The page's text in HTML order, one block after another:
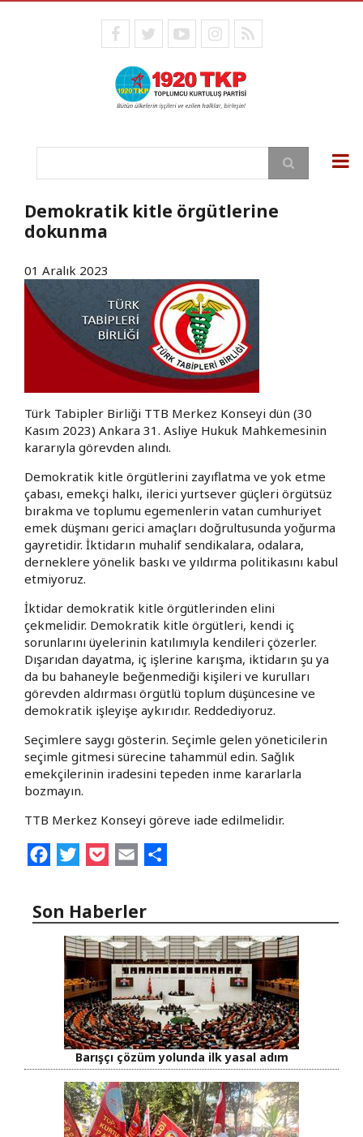
facebooktwitteryoutubeinstagram
RSS
Ara
Demokratik kitle örgütlerine
dokunma
01 Aralık 2023
Türk Tabipler Birliği TTB Merkez Konseyi dün (30
Kasım 2023) Ankara 31. Asliye Hukuk Mahkemesinin
kararıyla görevden alındı.
Demokratik kitle örgütlerini zayıflatma ve yok etme
çabası, emekçi halkı, ilerici yurtsever güçleri örgütsüz
bırakma ve toplumu egemenlerin vatan cumhuriyet
emek düşmanı gerici amaçları doğrultusunda yoğurma
gayretidir. İktidarın muhalif sendikalara, odalara,
derneklere yönelik baskı ve yıldırma politikasını kabul
etmiyoruz.
İktidar demokratik kitle örgütlerinden elini
çekmelidir. Demokratik kitle örgütleri, kendi iç
sorunlarını üyelerinin katılımıyla kendileri çözerler.
Dışarıdan dayatma, iç işlerine karışma, iktidarın şu ya
da bu bahaneyle beğenmediği kişileri ve kurulları
görevden aldırması örgütlü toplum düşüncesine ve
demokratik işleyişe aykırıdır. Reddediyoruz.
Seçimlere saygı gösterin. Seçimle gelen yöneticilerin
seçimle gitmesi sürecine tahammül edin. Sağlık
emekçilerinin iradesini tepeden inme kararlarla
bozmayın.
TTB Merkez Konseyi göreve iade edilmelidir.
FacebookTwitterPocketEmail
Son Haberler
Barışçı çözüm yolunda ilk yasal adım